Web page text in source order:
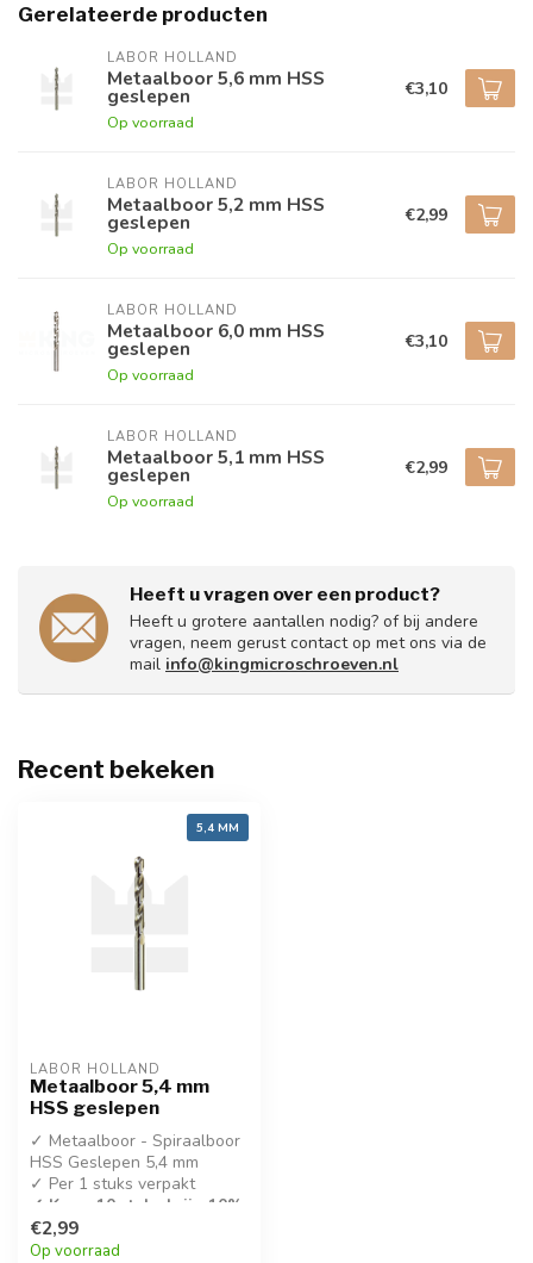
Gerelateerde producten
LABOR HOLLAND
Metaalboor 5,6 mm HSS
geslepen
Op voorraad
€3,10
LABOR HOLLAND
Metaalboor 5,2 mm HSS
geslepen
Op voorraad
€2,99
LABOR HOLLAND
Metaalboor 6,0 mm HSS
geslepen
Op voorraad
€3,10
LABOR HOLLAND
Metaalboor 5,1 mm HSS
geslepen
Op voorraad
€2,99
Heeft u vragen over een product?
Heeft u grotere aantallen nodig? of bij andere
vragen, neem gerust contact op met ons via de
mail info@kingmicroschroeven.nl
Recent bekeken
5,4 MM
LABOR HOLLAND
Metaalboor 5,4 mm
HSS geslepen
✓ Metaalboor - Spiraalboor
HSS Geslepen 5,4 mm
✓ Per 1 stuks verpakt
✓ Koop 10 stuks krijg 10%
korting!
€2,99
Op voorraad